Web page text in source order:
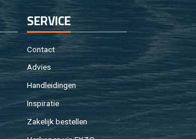
SER­VI­CE
Con­tact
Ad­vies
Hand­lei­din­gen
In­spi­ra­tie
Za­ke­lijk be­stel­len